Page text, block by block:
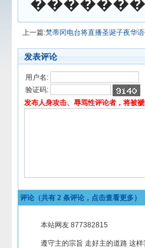
上一篇:梵蒂冈电台将直播圣诞子夜华
发表评论
用户名:
验证码:
发布人身攻击、辱骂性评论者，将被褫
评论（共有 2 条评论，点击查看更多）
本站网友 877382815
遵守主的宗旨 走好主的道路 这